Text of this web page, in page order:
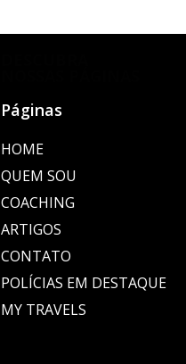
Páginas
HOME
QUEM SOU
COACHING
ARTIGOS
CONTATO
POLÍCIAS EM DESTAQUE
MY TRAVELS